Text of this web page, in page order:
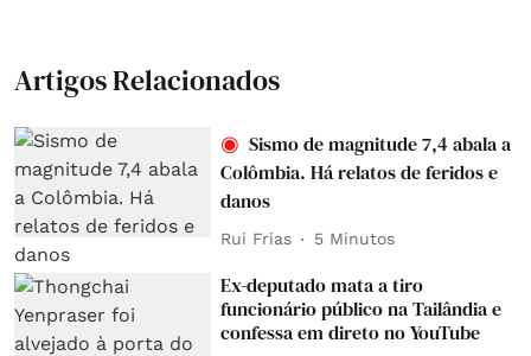
Artigos Relacionados
Sismo de magnitude 7,4 abala a
Colômbia. Há relatos de feridos e
danos
Rui Frias 5 Minutos
Ex-deputado mata a tiro
funcionário público na Tailândia e
confessa em direto no YouTube